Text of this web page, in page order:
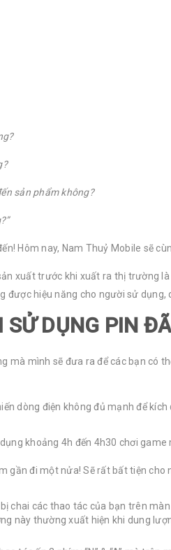
sản phẩm không?
Hôm nay, Nam Thuỷ Mobile sẽ
xuất trước khi xuất ra thị trường
hiệu năng cho người sử dụng,
SỬ DỤNG PIN
mà mình sẽ đưa ra để các bạn có
dòng điện không đủ mạnh để
khoảng 4h đến 4h30 chơi
gần đi một nửa! Sẽ rất bất tiện cho
chai các thao tác của bạn trên
này thường xuất hiện khi dung